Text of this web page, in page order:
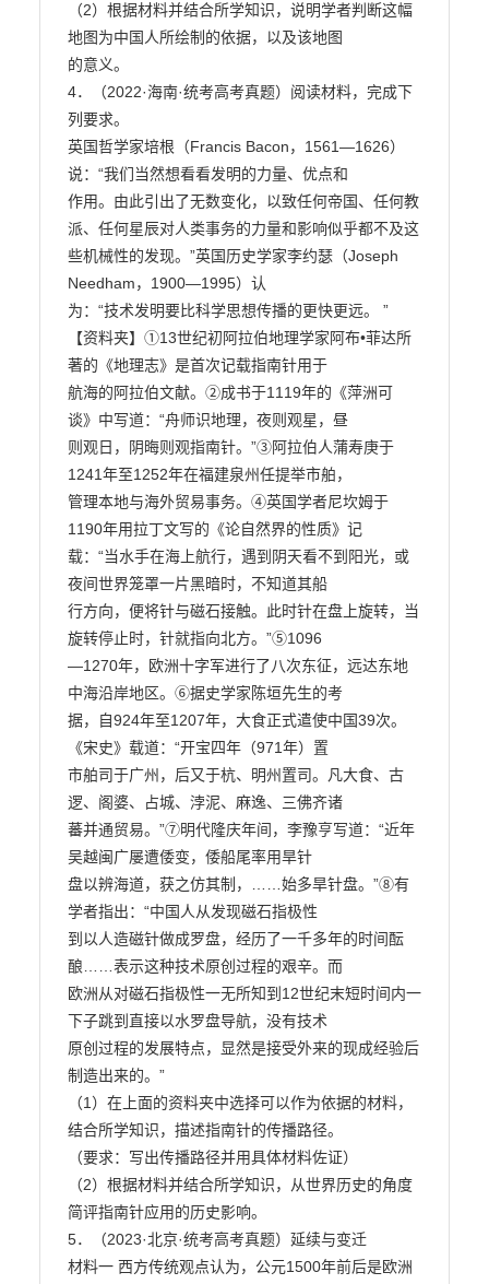
（2）根据材料并结合所学知识，说明学者判断这幅
地图为中国人所绘制的依据，以及该地图
的意义。
4．（2022·海南·统考高考真题）阅读材料，完成下
列要求。
英国哲学家培根（Francis Bacon，1561—1626）
说：“我们当然想看看发明的力量、优点和
作用。由此引出了无数变化，以致任何帝国、任何教
派、任何星辰对人类事务的力量和影响似乎都不及这
些机械性的发现。”英国历史学家李约瑟（Joseph
Needham，1900—1995）认
为：“技术发明要比科学思想传播的更快更远。 ”
【资料夹】①13世纪初阿拉伯地理学家阿布•菲达所
著的《地理志》是首次记载指南针用于
航海的阿拉伯文献。②成书于1119年的《萍洲可
谈》中写道：“舟师识地理，夜则观星，昼
则观日，阴晦则观指南针。”③阿拉伯人蒲寿庚于
1241年至1252年在福建泉州任提举市舶，
管理本地与海外贸易事务。④英国学者尼坎姆于
1190年用拉丁文写的《论自然界的性质》记
载：“当水手在海上航行，遇到阴天看不到阳光，或
夜间世界笼罩一片黑暗时，不知道其船
行方向，便将针与磁石接触。此时针在盘上旋转，当
旋转停止时，针就指向北方。”⑤1096
—1270年，欧洲十字军进行了八次东征，远达东地
中海沿岸地区。⑥据史学家陈垣先生的考
据，自924年至1207年，大食正式遣使中国39次。
《宋史》载道：“开宝四年（971年）置
市舶司于广州，后又于杭、明州置司。凡大食、古
逻、阁婆、占城、浡泥、麻逸、三佛齐诸
蕃并通贸易。”⑦明代隆庆年间，李豫亨写道：“近年
吴越闽广屡遭倭变，倭船尾率用旱针
盘以辨海道，获之仿其制，……始多旱针盘。”⑧有
学者指出：“中国人从发现磁石指极性
到以人造磁针做成罗盘，经历了一千多年的时间酝
酿……表示这种技术原创过程的艰辛。而
欧洲从对磁石指极性一无所知到12世纪末短时间内一
下子跳到直接以水罗盘导航，没有技术
原创过程的发展特点，显然是接受外来的现成经验后
制造出来的。”
（1）在上面的资料夹中选择可以作为依据的材料，
结合所学知识，描述指南针的传播路径。
（要求：写出传播路径并用具体材料佐证）
（2）根据材料并结合所学知识，从世界历史的角度
简评指南针应用的历史影响。
5．（2023·北京·统考高考真题）延续与变迁
材料一 西方传统观点认为，公元1500年前后是欧洲